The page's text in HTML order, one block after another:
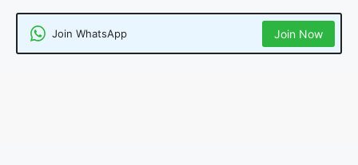
Join WhatsApp Join Now